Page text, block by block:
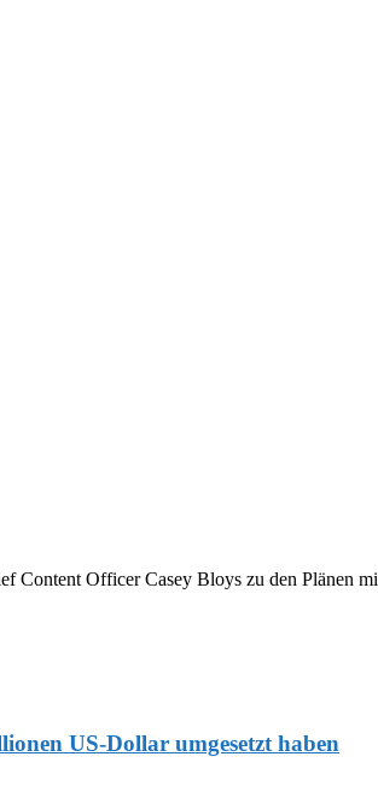
Content Officer Casey Bloys zu den Plänen
US-Dollar umgesetzt haben